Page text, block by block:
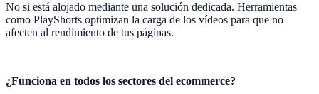
No si está alojado mediante una solución dedicada. Herramientas
como PlayShorts optimizan la carga de los vídeos para que no
afecten al rendimiento de tus páginas.
¿Funciona en todos los sectores del ecommerce?